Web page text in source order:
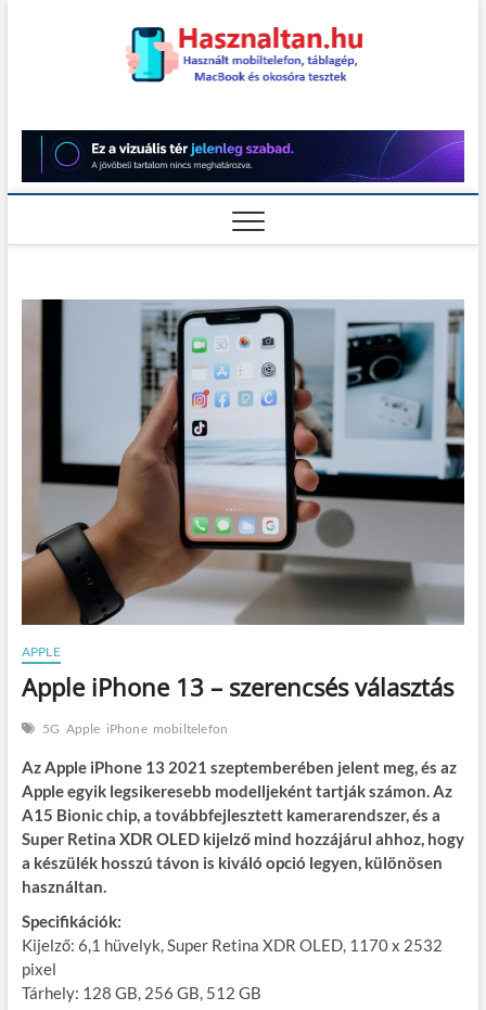
Használt
teszt
TÁBLAGÉP, MACBOOK ÉS
OKOSÓRA TESZTEK
APPLE
Apple iPhone 13 – szerencsés választás
5G Apple iPhone mobiltelefon
Az Apple iPhone 13 2021 szeptemberében jelent meg, és az
Apple egyik legsikeresebb modelljeként tartják számon. Az
A15 Bionic chip, a továbbfejlesztett kamerarendszer, és a
Super Retina XDR OLED kijelző mind hozzájárul ahhoz, hogy
a készülék hosszú távon is kiváló opció legyen, különösen
használtan.
Specifikációk:
Kijelző: 6,1 hüvelyk, Super Retina XDR OLED, 1170 x 2532
pixel
Tárhely: 128 GB, 256 GB, 512 GB